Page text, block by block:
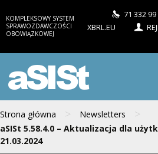
KOMPLEKSOWY SYSTEM
SPRAWOZDAWCZOŚCI
OBOWIĄZKOWEJ
71 332 99
XBRL.EU
aSISt
Strona główna > Newsletters >
aSISt 5.58.4.0 – Aktualizacja dla
21.03.2024